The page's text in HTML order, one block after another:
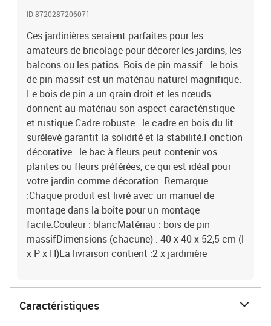
ID 8720287206071
Ces jardinières seraient parfaites pour les
amateurs de bricolage pour décorer les jardins, les
balcons ou les patios. Bois de pin massif : le bois
de pin massif est un matériau naturel magnifique.
Le bois de pin a un grain droit et les nœuds
donnent au matériau son aspect caractéristique
et rustique.Cadre robuste : le cadre en bois du lit
surélevé garantit la solidité et la stabilité.Fonction
décorative : le bac à fleurs peut contenir vos
plantes ou fleurs préférées, ce qui est idéal pour
votre jardin comme décoration. Remarque
:Chaque produit est livré avec un manuel de
montage dans la boîte pour un montage
facile.Couleur : blancMatériau : bois de pin
massifDimensions (chacune) : 40 x 40 x 52,5 cm (l
x P x H)La livraison contient :2 x jardinière
Caractéristiques